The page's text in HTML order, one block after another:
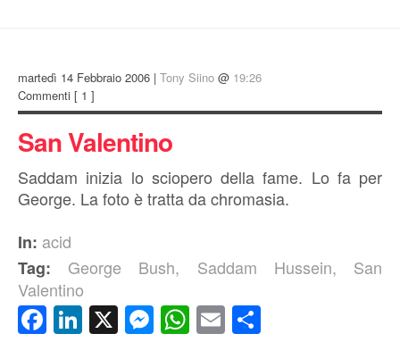
martedì 14 Febbraio 2006 | Tony Siino @ 19:26
Commenti [ 1 ]
San Valentino
Saddam inizia lo sciopero della fame. Lo fa per
George. La foto è tratta da chromasia.
In: acid
Tag:
George Bush, Saddam Hussein, San
Valentino
Facebook
LinkedIn
X Messenger
WhatsApp
Email